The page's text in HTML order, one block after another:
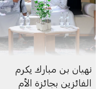
نهيان بن مبارك يكرم
الفائزين بجائزة الأم